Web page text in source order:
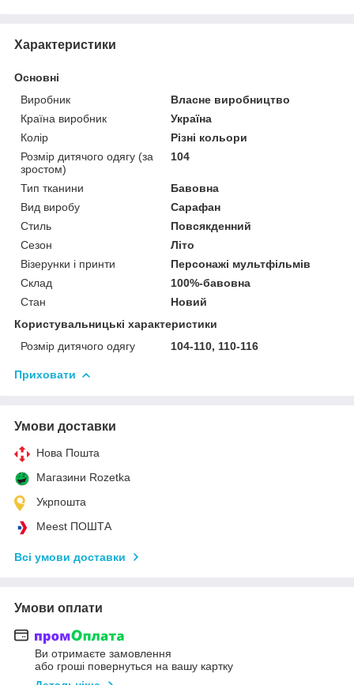
Характеристики
Основні
Виробник
Власне виробництво
Країна виробник
Україна
Колір
Різні кольори
Розмір дитячого одягу (за
зростом)
104
Тип тканини
Бавовна
Вид виробу
Сарафан
Стиль
Повсякденний
Сезон
Літо
Візерунки і принти
Персонажі мультфільмів
Склад
100%-бавовна
Стан
Новий
Користувальницькі характеристики
Розмір дитячого одягу
104-110, 110-116
Приховати
Умови доставки
Нова Пошта
Магазини Rozetka
Укрпошта
Meest ПОШТА
Всі умови доставки
Умови оплати
Ви отримаєте замовлення
або гроші повернуться на вашу картку